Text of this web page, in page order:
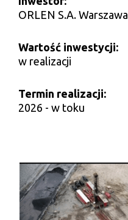
ORLEN S.A. Warszawa
Wartość inwestycji:
w realizacji
Termin realizacji:
2026 - w toku